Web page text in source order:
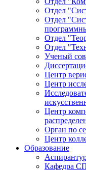
Отдел
Отдел
Отдел
Отдел
Ученый
Центр
Центр
Центр
Орган по
Центр
Образование
Кафедра